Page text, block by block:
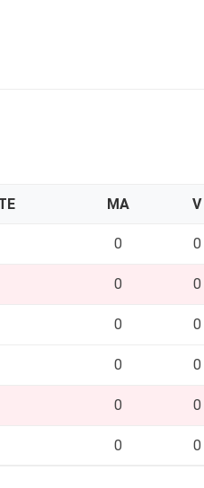
MA V
0 0
0 0
0 0
0 0
0 0
0 0